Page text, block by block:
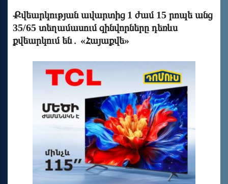
Քվեարկության ավարտից 1 ժամ 15 րոպե անց
35/65 տեղամասում զինվորները դեռևս
քվեարկում են․ «Հայաքվե»